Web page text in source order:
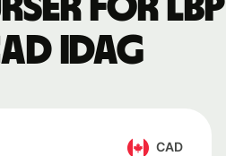
idag
CAD